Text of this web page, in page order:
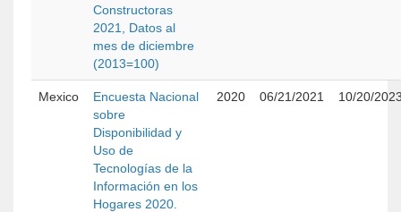
Constructoras
2021, Datos al
mes de diciembre
(2013=100)
Mexico
Encuesta Nacional
sobre
Disponibilidad y
Uso de
Tecnologías de la
Información en los
Hogares 2020.
2020 06/21/2021 10/20/